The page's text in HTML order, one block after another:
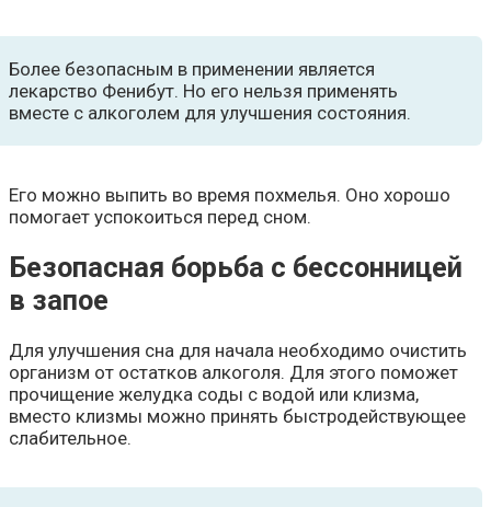
Более безопасным в применении является
лекарство Фенибут. Но его нельзя применять
вместе с алкоголем для улучшения состояния.
Его можно выпить во время похмелья. Оно хорошо
помогает успокоиться перед сном.
Безопасная борьба с бессонницей
в запое
Для улучшения сна для начала необходимо очистить
организм от остатков алкоголя. Для этого поможет
прочищение желудка соды с водой или клизма,
вместо клизмы можно принять быстродействующее
слабительное.